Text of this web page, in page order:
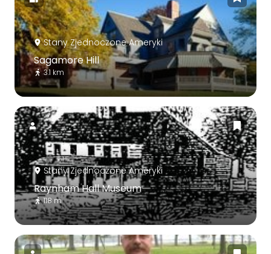
Stany Zjednoczone Ameryki
Sagamore Hill
3.1 km
Stany Zjednoczone Ameryki
Raynham Hall Museum
118 m